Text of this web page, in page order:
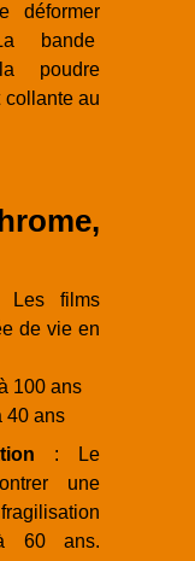
déformer
bande
la poudre
au
films
de vie en
100 ans
40 ans
: Le
une
60 ans.